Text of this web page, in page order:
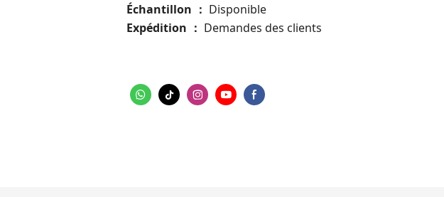
Échantillon
： Disponible
Expédition
： Demandes des clients